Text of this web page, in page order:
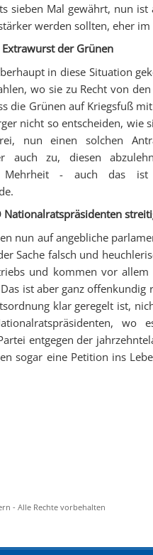
sieben Mal gewährt, nun
werden sollten, eher im
der Grünen
in diese Situation
wo sie zu Recht von
die Grünen auf Kriegsfuß
nicht so entscheiden, wie
nun einen solchen
auch zu, diesen
Mehrheit - auch das
Nationalratspräsidenten
nun auf angebliche
Sache falsch und
und kommen vor
ist aber ganz
klar geregelt ist,
entgegen der
sogar eine Petition ins
- Alle Rechte vorbehalten